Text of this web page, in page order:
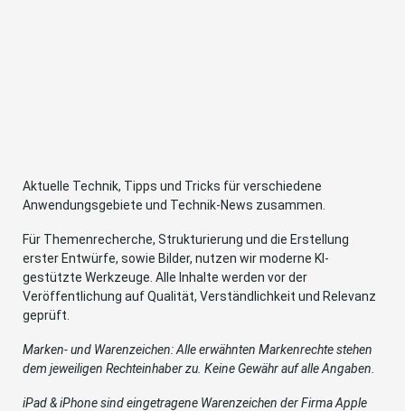
Aktuelle Technik, Tipps und Tricks für verschiedene
Anwendungsgebiete und Technik-News zusammen.
Für Themenrecherche, Strukturierung und die Erstellung
erster Entwürfe, sowie Bilder, nutzen wir moderne KI-
gestützte Werkzeuge. Alle Inhalte werden vor der
Veröffentlichung auf Qualität, Verständlichkeit und Relevanz
geprüft.
Marken- und Warenzeichen: Alle erwähnten Markenrechte stehen
dem jeweiligen Rechteinhaber zu. Keine Gewähr auf alle Angaben.
iPad & iPhone sind eingetragene Warenzeichen der Firma Apple